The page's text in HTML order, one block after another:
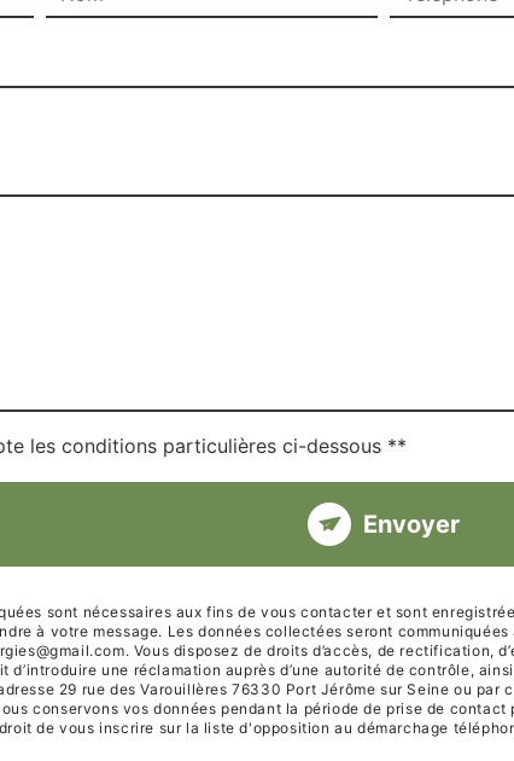
les conditions particulières ci-dessous **
Envoyer
sont nécessaires aux fins de vous contacter et sont
à votre message. Les données collectées seront
Vous disposez de droits d’accès, de rectification,
une réclamation auprès d’une autorité de contrôle,
29 rue des Varouillères 76330 Port Jérôme sur Seine ou
conservons vos données pendant la période de prise de
de vous inscrire sur la liste d'opposition au démarchage